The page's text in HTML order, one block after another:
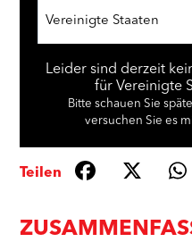
Vereinigte Staaten
Leider sind derzeit
für Vereinigte
Bitte schauen Sie
versuchen Sie es
Teilen